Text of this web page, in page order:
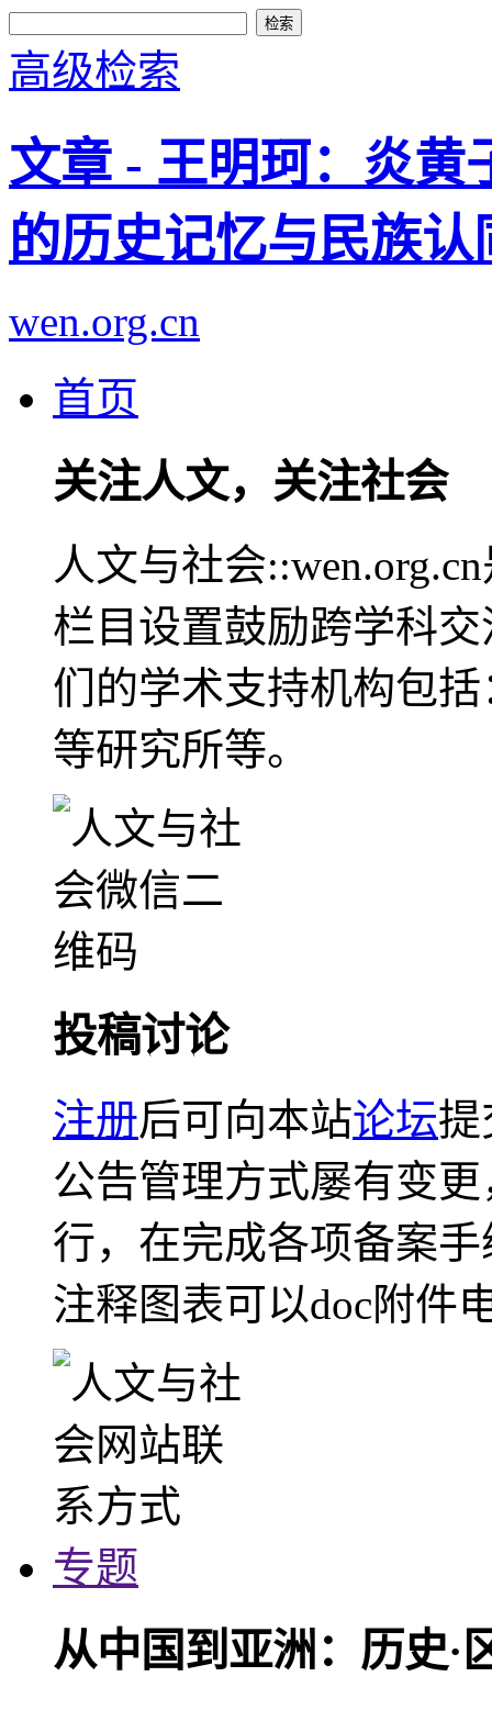
高级检索
文章 - 王明珂：炎
的历史记忆与民族认
wen.org.cn
首页
关注人文，关注社会
人文与社会
栏目设置鼓励跨学科
们的学术支持机构包
等研究所等。
投稿讨论
注册后可向本站论坛提
公告管理方式屡有变
行，在完成各项备案
注释图表可以doc附件
专题
从中国到亚洲：历史·